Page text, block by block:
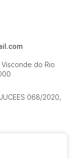
Visconde do Rio
068/2020,